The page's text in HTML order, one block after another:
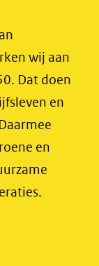
wij aan
Dat doen
en
en